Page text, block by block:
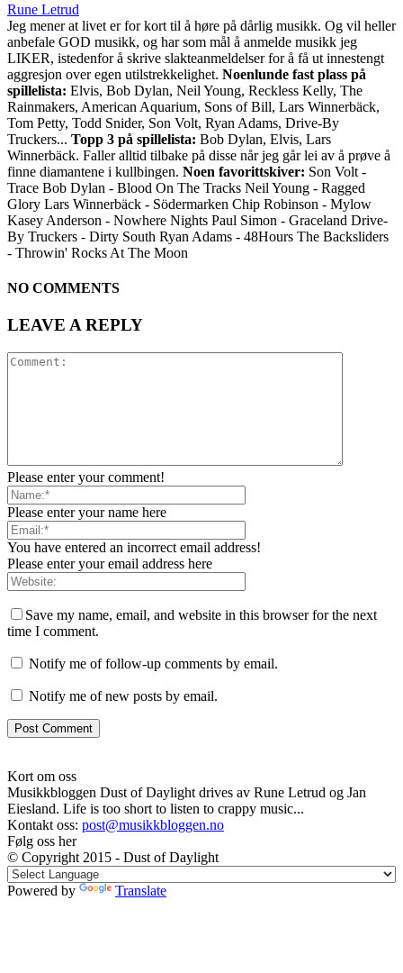
Rune Letrud
Jeg mener at livet er for kort til å høre på dårlig musikk. Og vil heller
anbefale GOD musikk, og har som mål å anmelde musikk jeg
LIKER, istedenfor å skrive slakteanmeldelser for å få ut innestengt
aggresjon over egen utilstrekkelighet. Noenlunde fast plass på
spillelista: Elvis, Bob Dylan, Neil Young, Reckless Kelly, The
Rainmakers, American Aquarium, Sons of Bill, Lars Winnerbäck,
Tom Petty, Todd Snider, Son Volt, Ryan Adams, Drive-By
Truckers... Topp 3 på spillelista: Bob Dylan, Elvis, Lars
Winnerbäck. Faller alltid tilbake på disse når jeg går lei av å prøve å
finne diamantene i kullbingen. Noen favorittskiver: Son Volt -
Trace Bob Dylan - Blood On The Tracks Neil Young - Ragged
Glory Lars Winnerbäck - Södermarken Chip Robinson - Mylow
Kasey Anderson - Nowhere Nights Paul Simon - Graceland Drive-
By Truckers - Dirty South Ryan Adams - 48Hours The Backsliders
- Throwin' Rocks At The Moon
NO COMMENTS
LEAVE A REPLY
Please enter your comment!
Please enter your name here
You have entered an incorrect email address!
Please enter your email address here
Save my name, email, and website in this browser for the next
time I comment.
Notify me of follow-up comments by email.
Notify me of new posts by email.
Kort om oss
Musikkbloggen Dust of Daylight drives av Rune Letrud og Jan
Eiesland. Life is too short to listen to crappy music...
Kontakt oss: post@musikkbloggen.no
Følg oss her
© Copyright 2015 - Dust of Daylight
Powered by Translate